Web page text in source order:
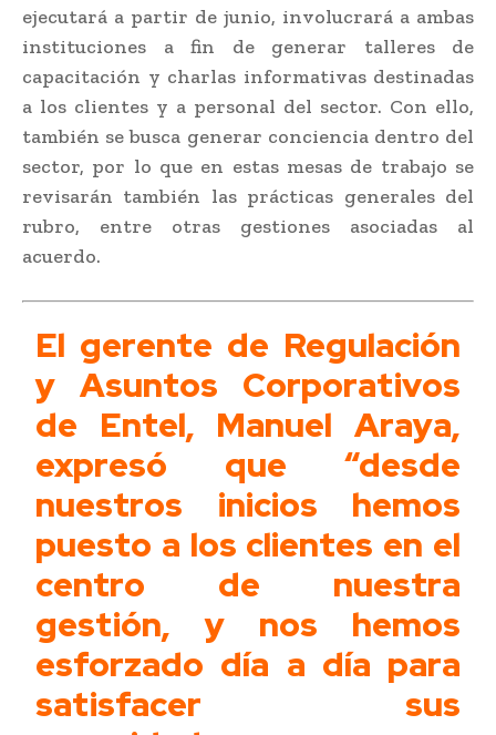
ejecutará a partir de junio, involucrará a ambas
instituciones a fin de generar talleres de
capacitación y charlas informativas destinadas
a los clientes y a personal del sector. Con ello,
también se busca generar conciencia dentro del
sector, por lo que en estas mesas de trabajo se
revisarán también las prácticas generales del
rubro, entre otras gestiones asociadas al
acuerdo.
El gerente de Regulación
y Asuntos Corporativos
de Entel, Manuel Araya,
expresó que “desde
nuestros inicios hemos
puesto a los clientes en el
centro de nuestra
gestión, y nos hemos
esforzado día a día para
satisfacer sus